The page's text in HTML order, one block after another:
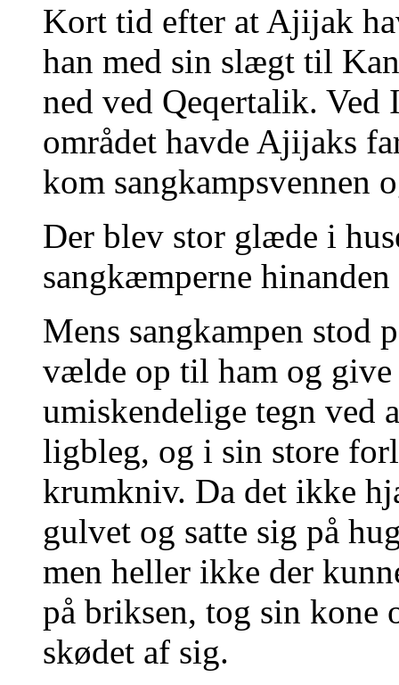
Kort tid efter at Ajijak
han med sin slægt til
ned ved Qeqertalik.
området havde Ajijaks
kom sangkampsvennen
Der blev stor glæde i
sangkæmperne hinanden
Mens sangkampen stod
vælde op til ham og give
umiskendelige tegn ved
ligbleg, og i sin store
krumkniv. Da det ikke
gulvet og satte sig på
men heller ikke der
på briksen, tog sin kone
skødet af sig.